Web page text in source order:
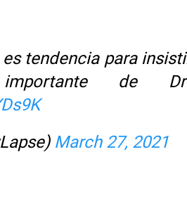
tendencia para
de
March 27, 2021